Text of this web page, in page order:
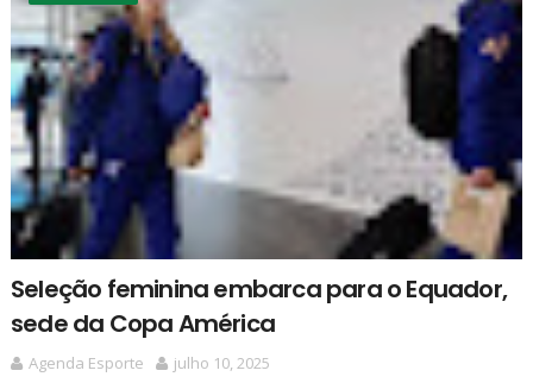
Seleção feminina embarca para o Equador,
sede da Copa América
Agenda Esporte
julho 10, 2025